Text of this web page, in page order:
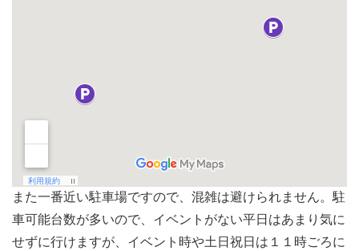
また一番近い駐車場ですので、混雑は避けられません。駐
車可能台数が多いので、イベントがない平日はあまり気に
せずに行けますが、イベント時や土日祝日は１１時ごろに